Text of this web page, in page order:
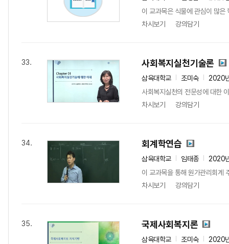
이 교과목은 식물에 관심이 많은
차시보기
강의담기
33. 사회복지실천기술론
삼육대학교 조미숙
2020
사회복지실천의 전문성에 대한
차시보기
강의담기
34. 회계학연습
삼육대학교 임태종
2020
이 교과목을 통해 원가관리회계
차시보기
강의담기
35. 국제사회복지론
삼육대학교 조미숙
2020